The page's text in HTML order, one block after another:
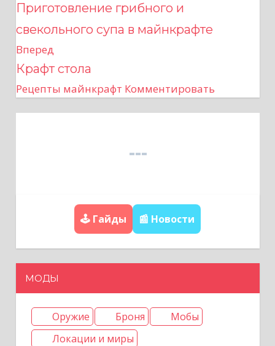
а
в
и
г
о
з
Приготовление грибного и
свекольного супа в майнкрафте
Вперед
Крафт стола
Рецепты майнкрафт Комментировать
🕹️ Гайды 📰 Новости
МОДЫ
Оружие Броня
Мобы
Локации и миры